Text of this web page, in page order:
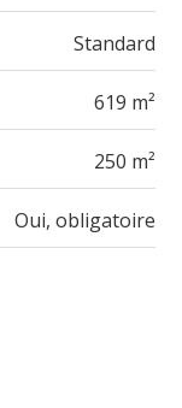
Standard
619 m²
250 m²
Oui, obligatoire